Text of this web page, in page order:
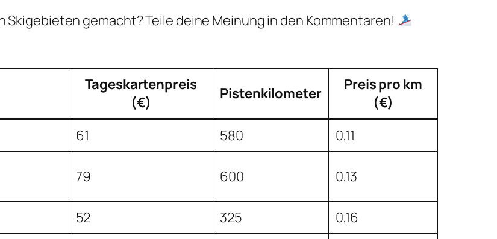
gemacht? Teile deine Meinung in den Kommentaren!
Tageskartenpreis
(€)
Pistenkilometer
Preis pro km
(€)
61 580 0,11
79 600 0,13
52 325
0,16